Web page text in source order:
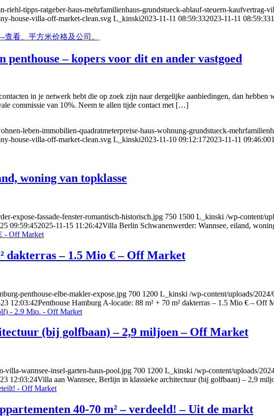
tipps-ratgeber-haus-mehrfamilienhaus-grundstueck-ablauf-steuern-kaufvertrag-
house-villa-off-market-clean.svg L_kinski2023-11-11 08:59:332023-11-11 08:59:33
– kopers voor dit en ander vastgoed
in je netwerk hebt die op zoek zijn naar dergelijke aanbiedingen, dan hebben
commissie van 10%. Neem te allen tijde contact met […]
leben-immobilien-quadratmeterpreise-haus-wohnung-grundstueck-
house-villa-off-market-clean.svg L_kinski2023-11-10 09:12:172023-11-11 09:46:00
woning van topklasse
expose-fassade-fenster-romantisch-historisch.jpg 750 1500 L_kinski /wp-content/
09:59:452025-11-15 11:26:42Villa Berlin Schwanenwerder: Wannsee, eiland,
dakterras – 1.5 Mio € – Off Market
penthouse-elbe-makler-expose.jpg 700 1200 L_kinski /wp-content/uploads/
12:03:42Penthouse Hamburg A-locatie: 88 m² + 70 m² dakterras – 1.5 Mio € – Off
(bij golfbaan) – 2,9 miljoen – Off Market
wannsee-insel-garten-haus-pool.jpg 700 1200 L_kinski /wp-content/uploads/
12:03:24Villa aan Wannsee, Berlijn in klassieke architectuur (bij golfbaan) – 2,9
40-70 m² – verdeeld! – Uit de markt